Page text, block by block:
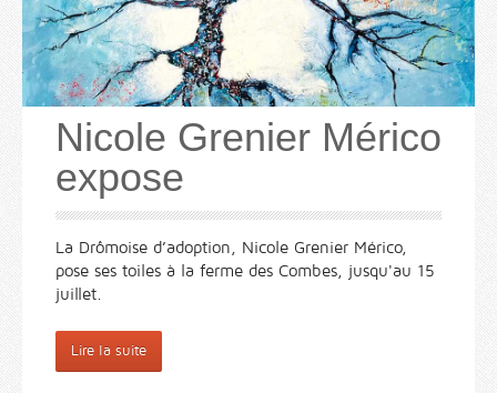
Nicole Grenier Mérico
expose
La Drômoise d’adoption, Nicole Grenier Mérico,
pose ses toiles à la ferme des Combes, jusqu'au 15
juillet.
Lire la suite